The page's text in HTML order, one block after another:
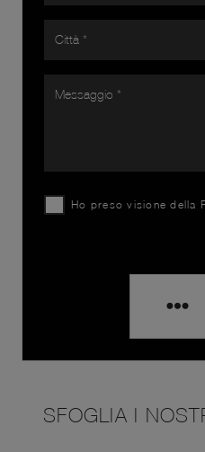
Ho preso visione della
SFOGLIA I